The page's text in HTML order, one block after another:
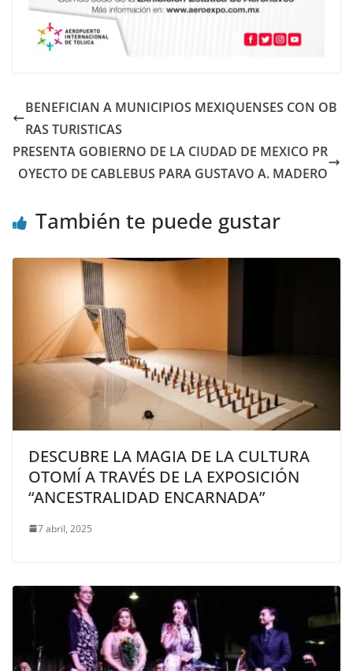
BENEFICIAN A MUNICIPIOS MEXIQUENSES CON OB
RAS TURISTICAS
PRESENTA GOBIERNO DE LA CIUDAD DE MEXICO PR
OYECTO DE CABLEBUS PARA GUSTAVO A. MADERO
También te puede gustar
DESCUBRE LA MAGIA DE LA CULTURA
OTOMÍ A TRAVÉS DE LA EXPOSICIÓN
“ANCESTRALIDAD ENCARNADA”
7 abril, 2025